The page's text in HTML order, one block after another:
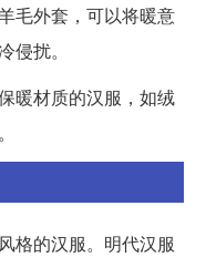
毛外套，可以将暖意
扰。
暖材质的汉服，如绒
格的汉服。明代汉服